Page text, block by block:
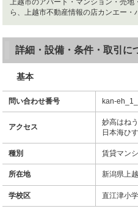
上越市のアパート・マンション・売
ら、上越市不動産情報の店カンエー・
詳細・設備・条件・取引に
基本
問い合わせ番号 kan-
アクセス
妙高はね
日本海ひ
種別 賃貸マン
所在地 新潟県上
学校区 直江津小